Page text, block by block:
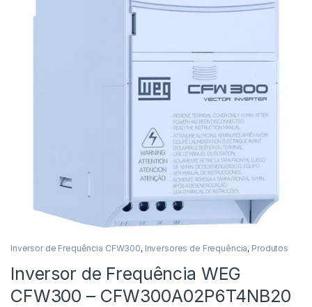
Inversor de Frequência CFW300, Inversores de Frequência, Produtos
Inversor de Frequência WEG
CFW300 – CFW300A02P6T4NB20